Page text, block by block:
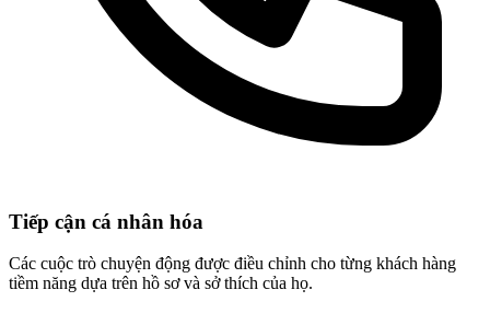
Tiếp cận cá nhân hóa
Các cuộc trò chuyện động được điều chỉnh cho từng khách hàng
tiềm năng dựa trên hồ sơ và sở thích của họ.